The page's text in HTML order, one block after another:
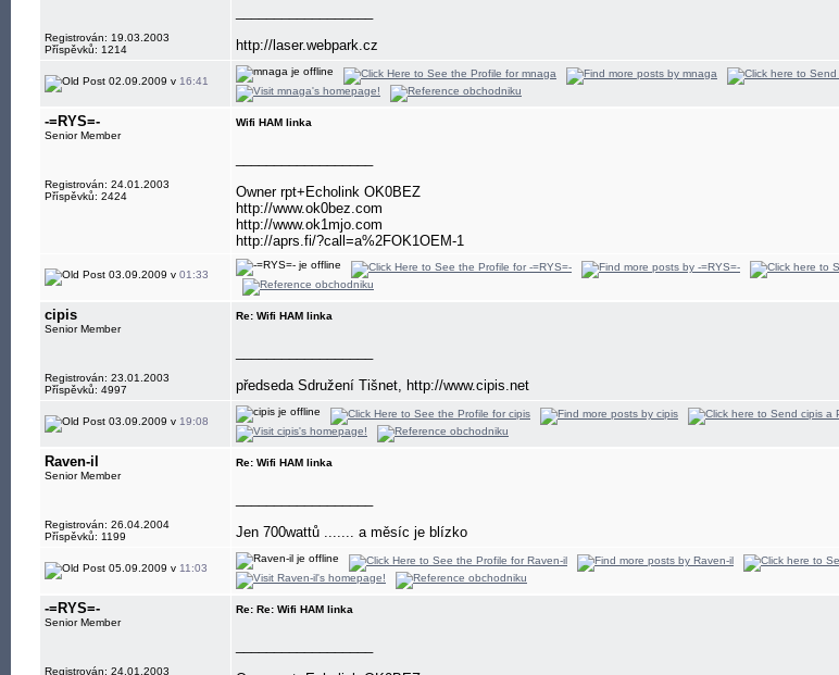
Registrován: 19.03.2003
Příspěvků: 1214
http://laser.webpark.cz
02.09.2009 v 16:41
-=RYS=-
Senior Member
Registrován: 24.01.2003
Příspěvků: 2424
Wifi HAM linka
Owner rpt+Echolink OK0BEZ
http://www.ok0bez.com
http://www.ok1mjo.com
http://aprs.fi/?call=a%2FOK1OEM-1
03.09.2009 v 01:33
cipis
Senior Member
Registrován: 23.01.2003
Příspěvků: 4997
Re: Wifi HAM linka
předseda Sdružení Tišnet, http://www.cipis.net
03.09.2009 v 19:08
Raven-il
Senior Member
Registrován: 26.04.2004
Příspěvků: 1199
Re: Wifi HAM linka
Jen 700wattů ....... a měsíc je blízko
05.09.2009 v 11:03
-=RYS=-
Senior Member
Registrován: 24.01.2003
Re: Re: Wifi HAM linka